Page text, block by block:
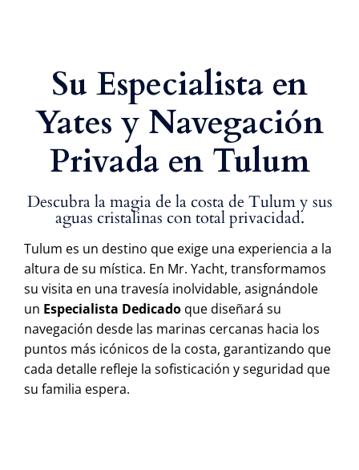
Su Especialista en
Yates y Navegación
Privada en Tulum
Descubra la magia de la costa de Tulum y sus
aguas cristalinas con total privacidad.
Tulum es un destino que exige una experiencia a la
altura de su mística. En Mr. Yacht, transformamos
su visita en una travesía inolvidable, asignándole
un Especialista Dedicado que diseñará su
navegación desde las marinas cercanas hacia los
puntos más icónicos de la costa, garantizando que
cada detalle refleje la sofisticación y seguridad que
su familia espera.